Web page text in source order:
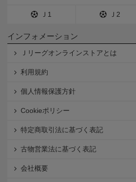
Ｊ1 Ｊ2
インフォメーション
Ｊリーグオンラインストアとは
利用規約
個人情報保護方針
Cookieポリシー
特定商取引法に基づく表記
古物営業法に基づく表記
会社概要